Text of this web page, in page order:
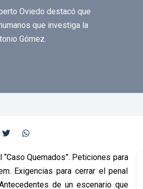
Oviedo destacó que
que investiga la
Gómez.
Quemados”. Peticiones para
Exigencias para cerrar el penal
de un escenario que